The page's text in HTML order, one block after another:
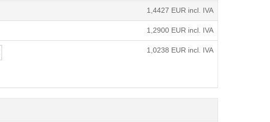
1,4427 EUR incl. IVA
1,2900 EUR incl. IVA
1,0238 EUR incl. IVA